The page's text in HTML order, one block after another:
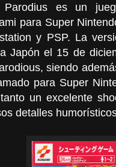
Parodius es un
para Super
y PSP. La
Japón el 15 de
siendo
para Super
un excelente
detalles